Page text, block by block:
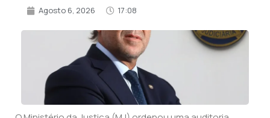
Agosto 6, 2026 17:08